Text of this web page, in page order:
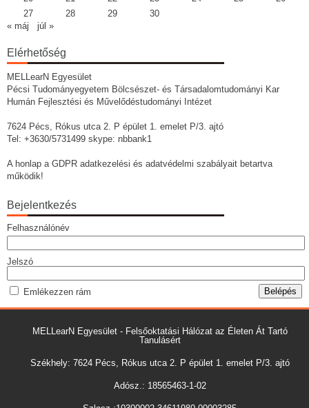
27
28 29
30
« máj
júl »
Elérhetőség
MELLearN Egyesület
Pécsi Tudományegyetem Bölcsészet- és Társadalomtudományi Kar
Humán Fejlesztési és Művelődéstudományi Intézet
7624 Pécs, Rókus utca 2. P épület 1. emelet P/3. ajtó
Tel: +3630/5731499 skype: nbbank1
A honlap a GDPR adatkezelési és adatvédelmi szabályait betartva
működik!
Bejelentkezés
Felhasználónév
Jelszó
Emlékezzen rám
MELLearN Egyesület - Felsőoktatási Hálózat az Életen Át Tartó
Tanulásért
Székhely: 7624 Pécs, Rókus utca 2. P épület 1. emelet P/3. ajtó
Adósz.: 18565463-1-02